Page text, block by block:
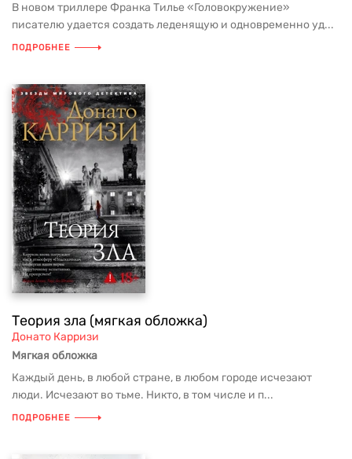
В новом триллере Франка Тилье «Головокружение»
писателю удается создать леденящую и одновременно уд...
ПОДРОБНЕЕ
Теория зла (мягкая обложка)
Донато Карризи
Мягкая обложка
Каждый день, в любой стране, в любом городе исчезают
люди. Исчезают во тьме. Никто, в том числе и п...
ПОДРОБНЕЕ